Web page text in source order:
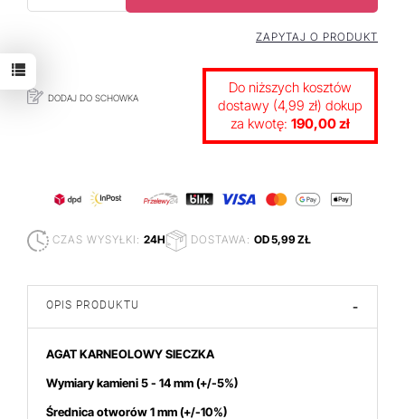
DODAJ DO SCHOWKA
ZAPYTAJ O PRODUKT
Do niższych kosztów
dostawy (4,99 zł) dokup
za kwotę: 190,00 zł
CZAS WYSYŁKI: 24H DOSTAWA: OD 5,99 ZŁ
OPIS PRODUKTU -
AGAT KARNEOLOWY SIECZKA
Wymiary kamieni 5 - 14 mm(+/-5%)
Średnica otworów 1 mm (+/-10%)